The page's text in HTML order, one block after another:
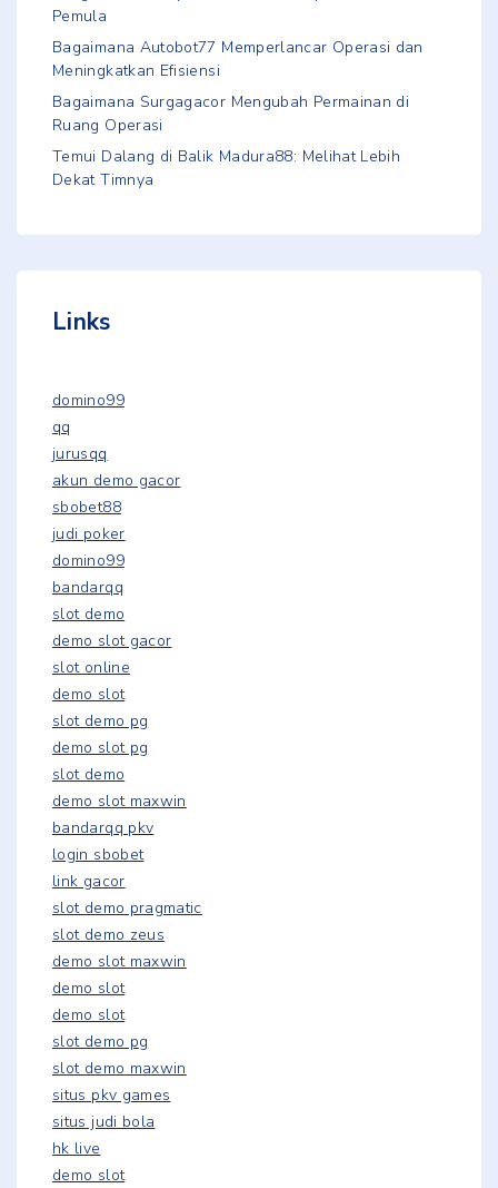
Pemula
Bagaimana Autobot77 Memperlancar Operasi dan
Meningkatkan Efisiensi
Bagaimana Surgagacor Mengubah Permainan di
Ruang Operasi
Temui Dalang di Balik Madura88: Melihat Lebih
Dekat Timnya
Links
domino99
qq
jurusqq
akun demo gacor
sbobet88
judi poker
domino99
bandarqq
slot demo
demo slot gacor
slot online
demo slot
slot demo pg
demo slot pg
slot demo
demo slot maxwin
bandarqq pkv
login sbobet
link gacor
slot demo pragmatic
slot demo zeus
demo slot maxwin
demo slot
demo slot
slot demo pg
slot demo maxwin
situs pkv games
situs judi bola
hk live
demo slot